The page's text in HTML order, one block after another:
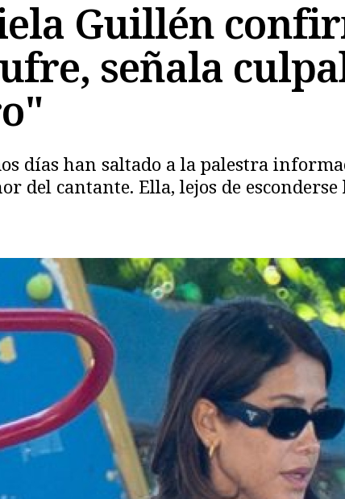
Guillén
señala
días han saltado a la palestra
del cantante. Ella, lejos de